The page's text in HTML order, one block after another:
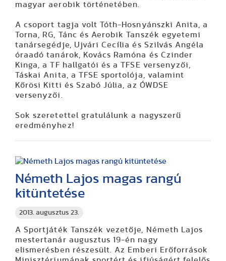
magyar aerobik történetében.
A csoport tagja volt Tóth-Hosnyánszki Anita, a
Torna, RG, Tánc és Aerobik Tanszék egyetemi
tanársegédje, Ujvári Cecília és Szilvás Angéla
óraadó tanárok, Kovács Ramóna és Czinder
Kinga, a TF hallgatói és a TFSE versenyzői,
Táskai Anita, a TFSE sportolója, valamint
Kőrösi Kitti és Szabó Júlia, az ÓWDSE
versenyzői.
Sok szeretettel gratulálunk a nagyszerű
eredményhez!
2013. augusztus 23.
Németh Lajos magas rangú
kitüntetése
A Sportjáték Tanszék vezetője, Németh Lajos
mestertanár augusztus 19-én nagy
elismerésben részesült. Az Emberi Erőforrások